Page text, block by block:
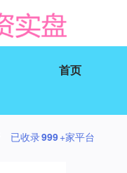
首页
已收录999+家平台